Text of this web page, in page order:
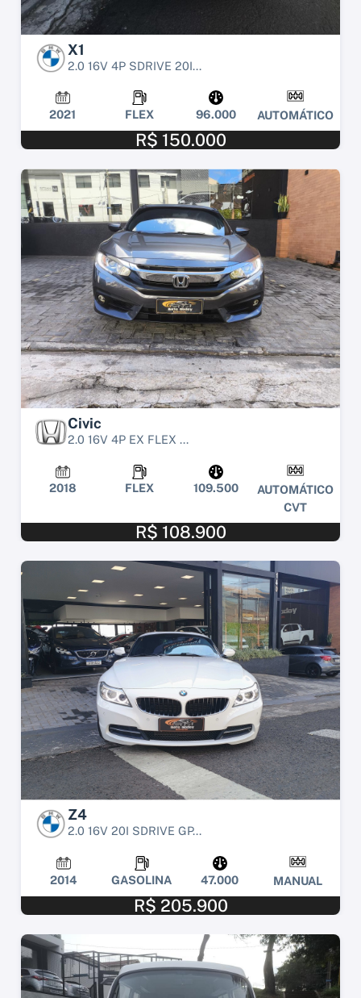
X1
2.0 16V 4P SDRIVE 20I...
2021 FLEX 96.000 AUTOMÁTICO
R$ 150.000
Civic
2.0 16V 4P EX FLEX ...
2018 FLEX 109.500
AUTOMÁTICO
CVT
R$ 108.900
Z4
2.0 16V 20I SDRIVE GP...
2014 GASOLINA 47.000 MANUAL
R$ 205.900